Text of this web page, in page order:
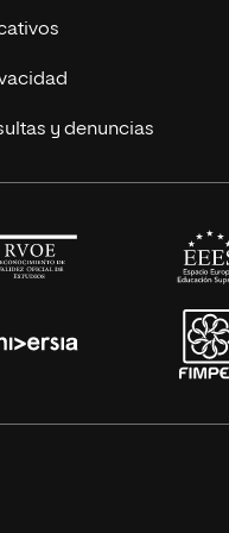
y denuncias